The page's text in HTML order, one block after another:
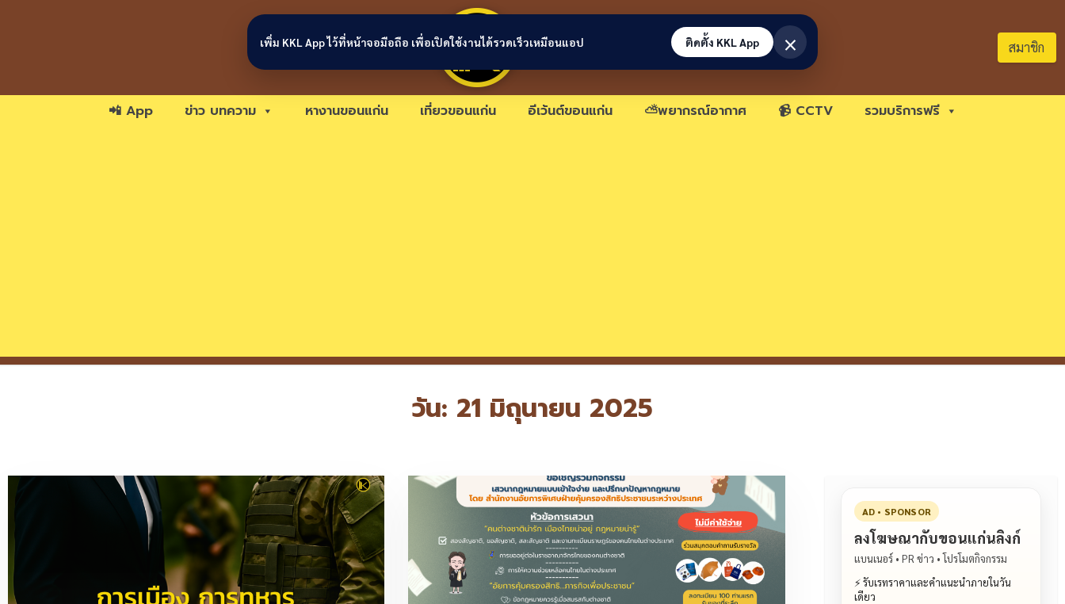
ขอนแก่นลิงก์ สมาชิก
📲 App ข่าว บทความ หางานขอนแก่น เที่ยวขอนแก่น อีเว้นต์ขอนแก่น ⛅พยากรณ์อากาศ 📹 CCTV รวมบริการฟรี
วัน: 21 มิถุนายน 2025
AD • SPONSOR
ลงโฆษณากับขอนแก่นลิงก์
แบนเนอร์ • PR ข่าว • โปรโมตกิจกรรม
⚡ รับเรทราคาและคำแนะนำภายในวัน
เดียว
เพิ่ม KKL App ไว้ที่หน้าจอมือถือ เพื่อเปิดใช้งานได้รวดเร็วเหมือนแอป ติดตั้ง KKL App ×